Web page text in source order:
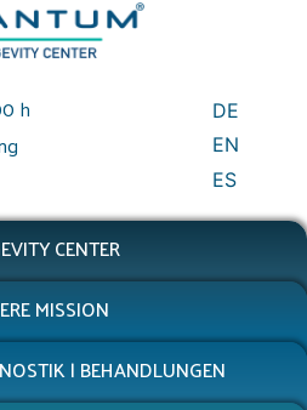
h
DE
EN
ES
CENTER
MISSION
| BEHANDLUNGEN